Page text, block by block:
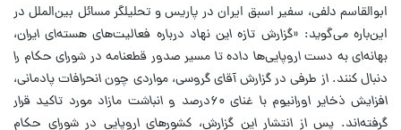
ابوالقاسم دلفی، سفیر اسبق ایران در پاریس و تحلیلگر مسائل بین‌الملل در
این‌باره می‌گوید:‌ «گزارش تازه این نهاد درباره فعالیت‌های هسته‌ای ایران،
بهانه‌ای به دست اروپایی‌ها داده تا مسیر صدور قطعنامه در شورای حكام را
دنبال كنند. از طرفی در گزارش آقای گروسی، مواردی چون انحرافات پادمانی،
افزایش ذخایر اورانیوم با غنای ۶۰درصد و انباشت مازاد مورد تاكید قرار
گرفته‌اند. پس از انتشار این گزارش، كشورهای اروپایی در شورای حكام